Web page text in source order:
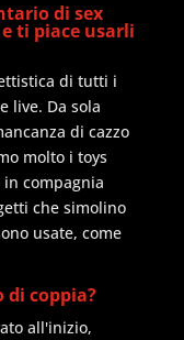
di sex
ti piace usarli
di tutti i
live. Da sola
di cazzo
molto i toys
compagnia
che simolino
usate, come
di coppia?
all'inizio,